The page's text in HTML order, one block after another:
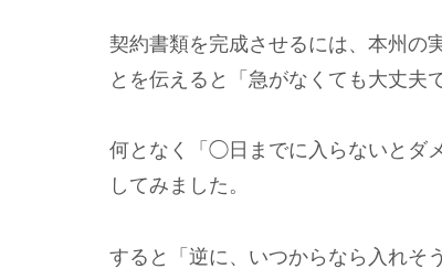
契約書類を完成させるには、本州の
とを伝えると「急がなくても大丈夫
何となく「◯日までに入らないとダ
してみました。
すると「逆に、いつからなら入れそ